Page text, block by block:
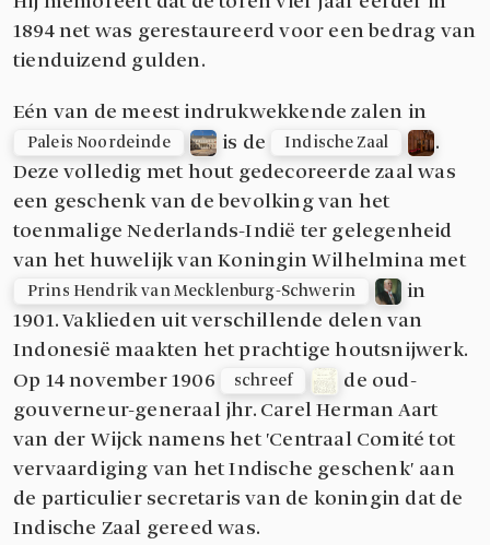
1894 net was gerestaureerd voor een bedrag van
tienduizend gulden.
Eén van de meest indrukwekkende zalen in
Paleis Noordeinde is de Indische Zaal
.
Deze volledig met hout gedecoreerde zaal was
een geschenk van de bevolking van het
toenmalige Nederlands-Indië ter gelegenheid
van het huwelijk van Koningin Wilhelmina met
Prins Hendrik van Mecklenburg-Schwerin
in
1901. Vaklieden uit verschillende delen van
Indonesië maakten het prachtige houtsnijwerk.
Op 14 november 1906
schreef
de oud-
gouverneur-generaal jhr. Carel Herman Aart
van der Wijck namens het 'Centraal Comité tot
vervaardiging van het Indische geschenk' aan
de particulier secretaris van de koningin dat de
Indische Zaal gereed was.